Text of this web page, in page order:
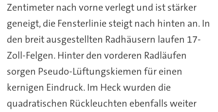
Zentimeter nach vorne verlegt und ist stärker
geneigt, die Fensterlinie steigt nach hinten an. In
den breit ausgestellten Radhäusern laufen 17-
Zoll-Felgen. Hinter den vorderen Radläufen
sorgen Pseudo-Lüftungskiemen für einen
kernigen Eindruck. Im Heck wurden die
quadratischen Rückleuchten ebenfalls weiter